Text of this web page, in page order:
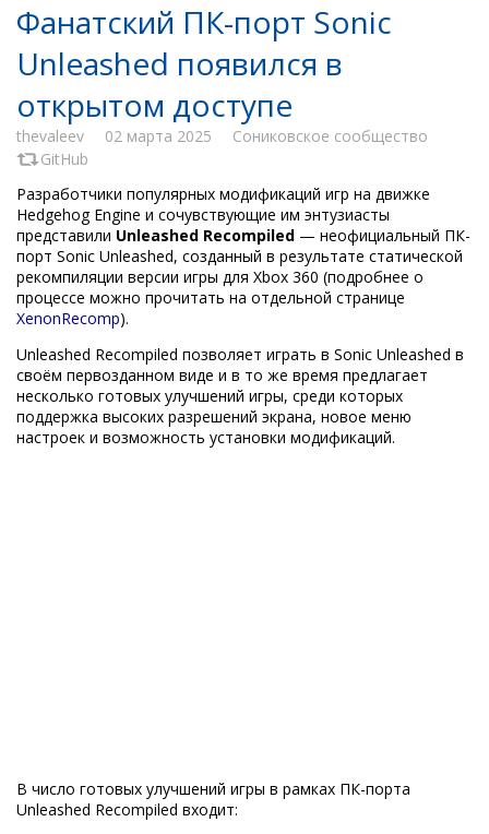
Фанатский ПК-порт Sonic
Unleashed появился в
открытом доступе
thevaleev 02 марта 2025
Сониковское сообщество
GitHub
Разработчики популярных модификаций игр на движке
Hedgehog Engine и сочувствующие им энтузиасты
представили Unleashed Recompiled — неофициальный ПК-
порт Sonic Unleashed, созданный в результате статической
рекомпиляции версии игры для Xbox 360 (подробнее о
процессе можно прочитать на отдельной странице
XenonRecomp).
Unleashed Recompiled позволяет играть в Sonic Unleashed в
своём первозданном виде и в то же время предлагает
несколько готовых улучшений игры, среди которых
поддержка высоких разрешений экрана, новое меню
настроек и возможность установки модификаций.
В число готовых улучшений игры в рамках ПК-порта
Unleashed Recompiled входит: